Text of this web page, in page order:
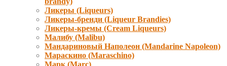
Ликеры (Liqueurs)
Ликеры-бренди (Liqueur Brandies)
Ликеры-кремы (Cream Liqueurs)
Малибу (Malibu)
Мандариновый Наполеон (Mandarine Napoleon)
Мараскино (Маraschino)